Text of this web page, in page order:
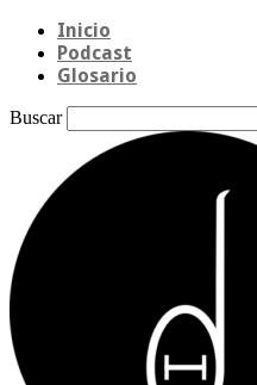
Inicio
Podcast
Glosario
Buscar